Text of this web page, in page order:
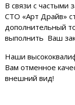
В связи с частыми
СТО «Арт Драйв»
дополнительный
выполнить Ваш
Наши
Вам отменное
внешний вид!